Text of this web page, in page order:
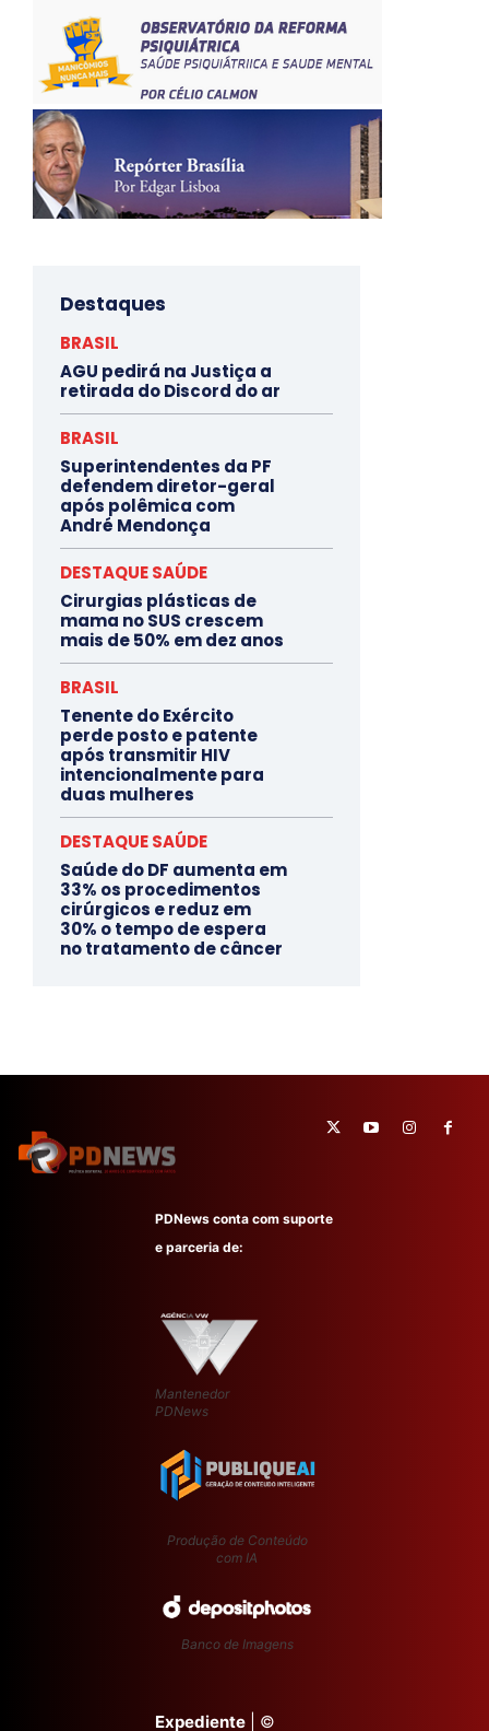
Destaques
BRASIL
AGU pedirá na Justiça a
retirada do Discord do ar
BRASIL
Superintendentes da PF
defendem diretor-geral
após polêmica com
André Mendonça
DESTAQUE SAÚDE
Cirurgias plásticas de
mama no SUS crescem
mais de 50% em dez anos
BRASIL
Tenente do Exército
perde posto e patente
após transmitir HIV
intencionalmente para
duas mulheres
DESTAQUE SAÚDE
Saúde do DF aumenta em
33% os procedimentos
cirúrgicos e reduz em
30% o tempo de espera
no tratamento de câncer
PDNews conta com suporte
e parceria de:
Mantenedor
PDNews
Produção de Conteúdo
com IA
Banco de Imagens
Expediente | ©